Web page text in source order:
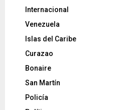
Internacional
Venezuela
Islas del Caribe
Curazao
Bonaire
San Martín
Policía